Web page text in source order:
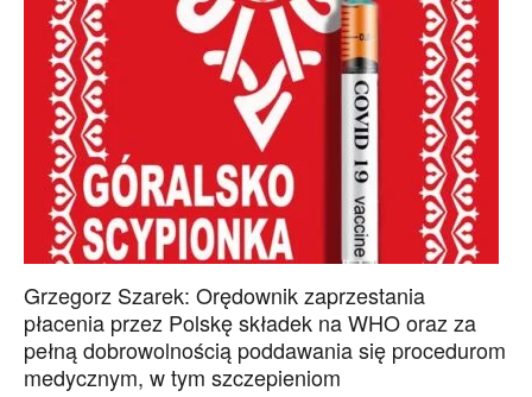
Grzegorz Szarek: Orędownik zaprzestania
płacenia przez Polskę składek na WHO oraz za
pełną dobrowolnością poddawania się procedurom
medycznym, w tym szczepieniom